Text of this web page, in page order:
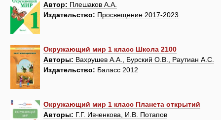
Автор: Плешаков А.А.
Издательство: Просвещение 2017-2023
Окружающий мир 1 класс Школа 2100
Авторы: Вахрушев А.А., Бурский О.В., Раутиан А.С.
Издательство: Баласс 2012
Окружающий мир 1 класс Планета открытий
Авторы: Г.Г. Ивченкова, И.В. Потапов